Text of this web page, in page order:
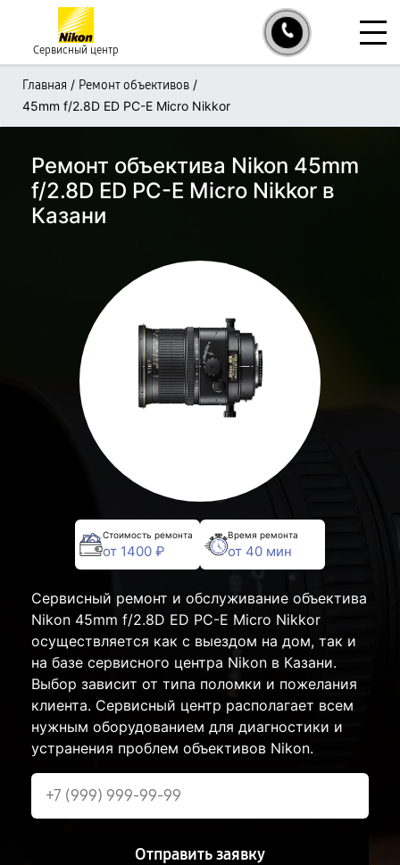
Сервисный центр
Главная / Ремонт объективов /
45mm f/2.8D ED PC-E Micro Nikkor
Ремонт объектива Nikon 45mm
f/2.8D ED PC-E Micro Nikkor в
Казани
Стоимость ремонта
от 1400 ₽
Время ремонта
от 40 мин
Сервисный ремонт и обслуживание объектива
Nikon 45mm f/2.8D ED PC-E Micro Nikkor
осуществляется как с выездом на дом, так и
на базе сервисного центра Nikon в Казани.
Выбор зависит от типа поломки и пожелания
клиента. Сервисный центр располагает всем
нужным оборудованием для диагностики и
устранения проблем объективов Nikon.
Отправить заявку